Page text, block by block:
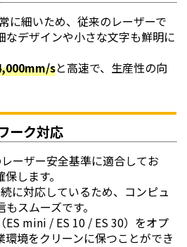
に細いため、従来のレーザーで
なデザインや小さな文字も鮮明に
sと高速で、生産性の向
ーク対応
ーザー安全基準に適合してお
します。
に対応しているため、コンピュ
スムーズです。
ES mini / ES 10 / ES 30）をオプ
境をクリーンに保つことができ